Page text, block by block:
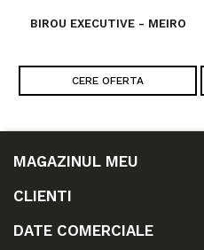
BIROU EXECUTIVE - MEIRO
CERE OFERTA
MAGAZINUL MEU
CLIENTI
DATE COMERCIALE